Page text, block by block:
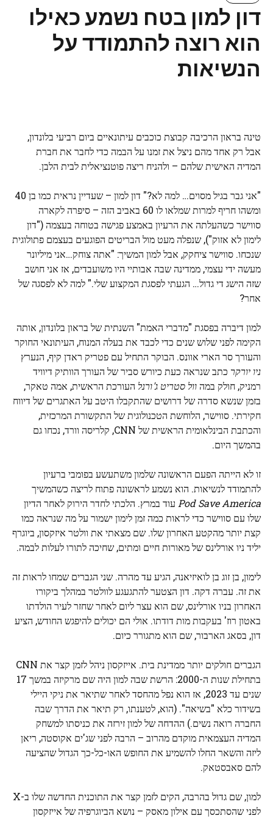
דון למון בטח נשמע כאילו
הוא רוצה להתמודד על
הנשיאות
טינה בראון הרכיבה קבוצת כוכבים עיתונאיים ביום רביעי בלונדון,
אבל רק אחד מהם ניצל את זמנו על הבמה כדי לחבר את חברת
המדיה האישית שלהם – ולהניח ריצה פוטנציאלית לבית הלבן.
"אני גבר בגיל מסוים… למה לא?" דון למון – שעדיין נראית כמו בן 40
ומשהו חריף למרות שמלאו לו 60 באביב הזה – סיפרה לקארה
סווישר כשהעלתה את הרעיון באמצע פגישה בטוחה בעצמה ("דון
לימון לא אזוק"), שנפלה מעט מול הבריטים הפוגעים בעצמם פתולוגית
שנכחו. סווישר ציחקק, אבל למון המשיך: "אתה צוחק…אני מיליונר
מעשה ידי עצמי, ממדינה שבה אבותיי היו משועבדים, אז אני חושב
שזה הישג די גדול… הגעתי לפסגת המקצוע שלי." למה לא לפסגה של
אחר?
למון דיברה בפסגת "מדברי האמת" השנתית של בראון בלונדון, אותה
הקימה לפני שלוש שנים כדי לכבד את בעלה המנוח, העיתונאי החוקר
והעורך סר הארי אוונס. הבוקר התחיל עם פטריק ראדן קיף, הנערץ
ניו יורקר כתב שנראה כעת כיורש סביר של העורך הוותיק דיוויד
רמניק, חולק במהוול סטריט ג'ורנל העורכת הראשית, אמה טאקר,
בזמן שנשא סדרה של דרושים שהתקבלו היטב על האתגרים של דיווח
חקירתי. סווישר, הלוחשת הטכנולוגית של התקשורת המרכזית,
והכתבת הבינלאומית הראשית של CNN, קלריסה וורד, נכחו גם
בהמשך היום.
זו לא הייתה הפעם הראשונה שלמון משתעשע בפומבי ברעיון
להתמודד לנשיאות. הוא נשמע לראשונה פתוח לריצה כשהמשיך
Pod Save America עוד במרץ. הלכתי לחדר הירוק לאחר הדיון
שלו עם סווישר כדי לראות כמה זמן לימון ישמור על מה שנראה כמו
קצת יותר מהקטע האחרון שלו. שם מצאתי את וולטר איזקסון, ביוגרף
יליד ניו אורלינס של מאורות חיים ומתים, שחיכה לתורו לעלות לבמה.
לימון, בן זוג בן לואיזיאנה, הגיע עד מהרה. שני הגברים שמחו לראות זה
את זה. עברה דקה. דון הצטער להתגעגע לוולטר במהלך ביקורו
האחרון בניו אורלינס, שם הוא עצר ליום לאחר שחזר לעיר הולדתו
באטון רוז' בעקבות מות דודתו. אולי הם יכולים להיפגש החודש, הציע
דון, בסאג הארבור, שם הוא מתגורר כיום.
הגברים חולקים יותר ממדינת בית. אייזקסון ניהל לזמן קצר את CNN
בתחילת שנות ה-2000: הרשת שבה למון היה שם מרקיזה במשך 17
שנים עד 2023, אז הוא נפל מהחסד לאחר שתיאר את ניקי היילי
בשידור כלא "בשיאה". (הוא, לטענתו, רק תיאר את הדרך שבה
החברה רואה נשים.) ההדחה של למון זירזה את כניסתו למשחק
המדיה העצמאית מוקדם מהרוב – הרבה לפני שג'ים אקוסטה, ריאן
ליזה והשאר החלו להשמיע את החופש האו-כל-כך הגדול שהציעה
להם סאבסטאק.
למון, שם גדול בהרבה, הקים לזמן קצר את התוכנית החדשה שלו ב-X
לפני שהסתכסך עם אילון מאסק – נושא הביוגרפיה של אייזקסון